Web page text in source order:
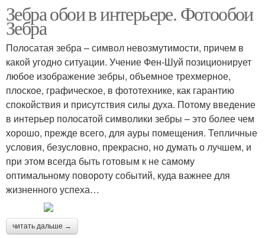
Зебра обои в интерьере. Фотообои
Зебра
Полосатая зебра – символ невозмутимости, причем в
какой угодно ситуации. Учение Фен-Шуй позиционирует
любое изображение зебры, объемное трехмерное,
плоское, графическое, в фототехнике, как гарантию
спокойствия и присутствия силы духа. Потому введение
в интерьер полосатой символики зебры – это более чем
хорошо, прежде всего, для ауры помещения. Тепличные
условия, безусловно, прекрасно, но думать о лучшем, и
при этом всегда быть готовым к не самому
оптимальному повороту событий, куда важнее для
жизненного успеха…
читать дальше →